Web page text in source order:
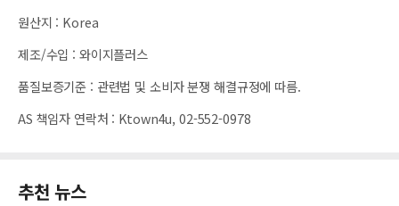
원산지 : Korea
제조/수입 : 와이지플러스
품질보증기준 : 관련법 및 소비자 분쟁 해결규정에 따름.
AS 책임자 연락처 : Ktown4u, 02-552-0978
추천 뉴스